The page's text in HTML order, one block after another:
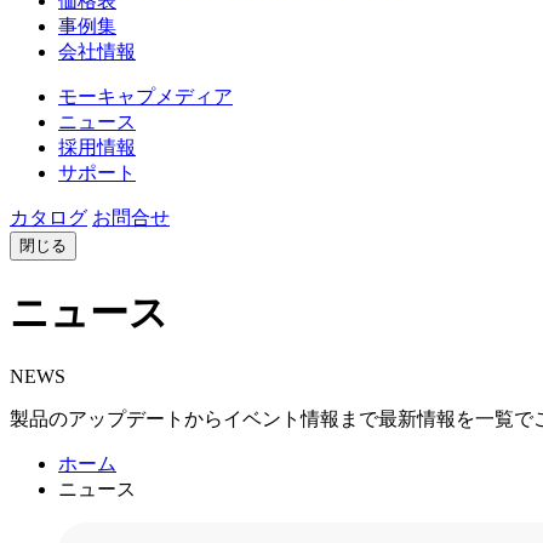
事例集
会社情報
モーキャプメディア
ニュース
採用情報
サポート
カタログ お問合せ
閉じる
ニュース
NEWS
製品のアップデートからイベント情報まで最新情報を一覧で
ホーム
ニュース